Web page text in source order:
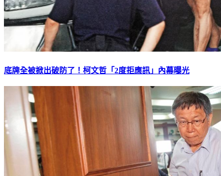
底牌全被掀出破防了！柯文哲「2度拒應訊」內幕曝光